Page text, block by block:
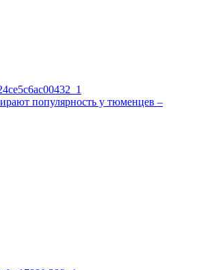
популярность у тюменцев –